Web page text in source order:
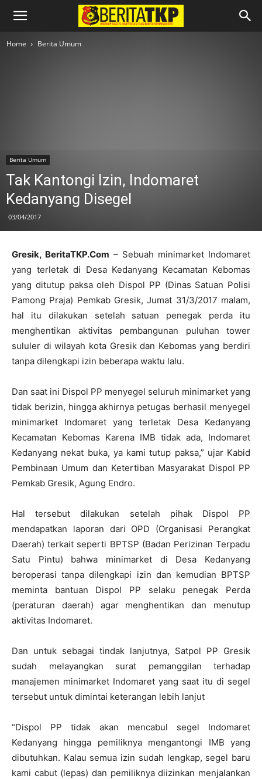
Home Berita Umum
Berita Umum
Tak Kantongi Izin, Indomaret
Kedanyang Disegel
03/04/2017
Gresik, BeritaTKP.Com – Sebuah minimarket Indomaret
yang terletak di Desa Kedanyang Kecamatan Kebomas
yang ditutup paksa oleh Dispol PP (Dinas Satuan Polisi
Pamong Praja) Pemkab Gresik, Jumat 31/3/2017 malam,
hal itu dilakukan setelah satuan penegak perda itu
menghentikan aktivitas pembangunan puluhan tower
sululer di wilayah kota Gresik dan Kebomas yang berdiri
tanpa dilengkapi izin beberapa waktu lalu.
Dan saat ini Dispol PP menyegel seluruh minimarket yang
tidak berizin, hingga akhirnya petugas berhasil menyegel
minimarket Indomaret yang terletak Desa Kedanyang
Kecamatan Kebomas Karena IMB tidak ada, Indomaret
Kedanyang nekat buka, ya kami tutup paksa,” ujar Kabid
Pembinaan Umum dan Ketertiban Masyarakat Dispol PP
Pemkab Gresik, Agung Endro.
Hal tersebut dilakukan setelah pihak Dispol PP
mendapatkan laporan dari OPD (Organisasi Perangkat
Daerah) terkait seperti BPTSP (Badan Perizinan Terpadu
Satu Pintu) bahwa minimarket di Desa Kedanyang
beroperasi tanpa dilengkapi izin dan kemudian BPTSP
meminta bantuan Dispol PP selaku penegak Perda
(peraturan daerah) agar menghentikan dan menutup
aktivitas Indomaret.
Dan untuk sebagai tindak lanjutnya, Satpol PP Gresik
sudah melayangkan surat pemanggilan terhadap
manajemen minimarket Indomaret yang saat itu di segel
tersebut untuk dimintai keterangan lebih lanjut
“Dispol PP tidak akan mencabul segel Indomaret
Kedanyang hingga pemiliknya mengantongi IMB yang
dibutuhkan. Kalau semua izin sudah lengkap, segel baru
kami cabut (lepas) dan pemiliknya diizinkan menjalankan